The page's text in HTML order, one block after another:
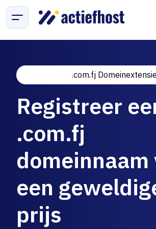
.com.fj Domeinextensie
Registreer
.com.fj
domeinnaam
een
prijs